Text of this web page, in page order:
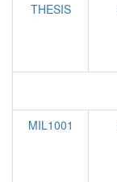
THESIS
MIL1001